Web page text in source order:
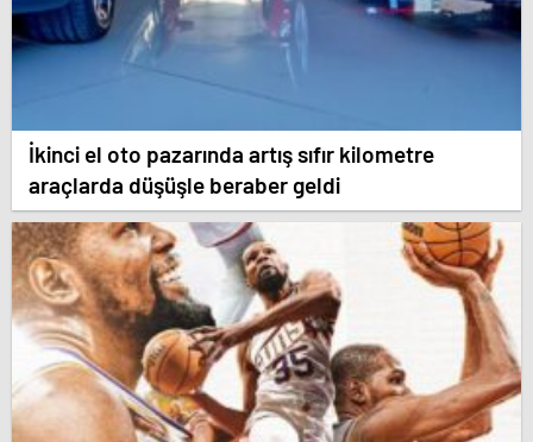
İkinci el oto pazarında artış sıfır kilometre
araçlarda düşüşle beraber geldi